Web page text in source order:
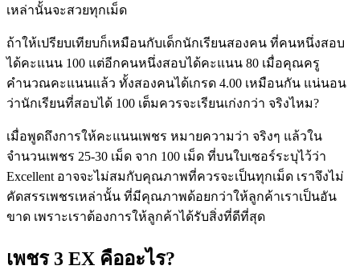
เหล่านั้นจะสวยทุกเม็ด
ถ้าให้เปรียบเทียบก็เหมือนกับเด็กนักเรียนสองคน ที่คนหนึ่งสอบ
ได้คะแนน 100 แต่อีกคนหนึ่งสอบได้คะแนน 80 เมื่อคุณครู
คำนวณคะแนนแล้ว ทั้งสองคนได้เกรด 4.00 เหมือนกัน แน่นอน
ว่านักเรียนที่สอบได้ 100 เต็มควรจะเรียนเก่งกว่า จริงไหม?
เมื่อพูดถึงการให้คะแนนเพชร หมายความว่า จริงๆ แล้วใน
จำนวนเพชร 25-30 เม็ด จาก 100 เม็ด ที่บนใบเซอร์ระบุไว้ว่า
Excellent อาจจะไม่สมกับคุณภาพที่ควรจะเป็นทุกเม็ด เราจึงไม่
คัดสรรเพชรเหล่านั้น ที่มีคุณภาพด้อยกว่าให้ลูกค้าเราเป็นอัน
ขาด เพราะเราต้องการให้ลูกค้าได้รับสิ่งที่ดีที่สุด
เพชร 3 EX คืออะไร?